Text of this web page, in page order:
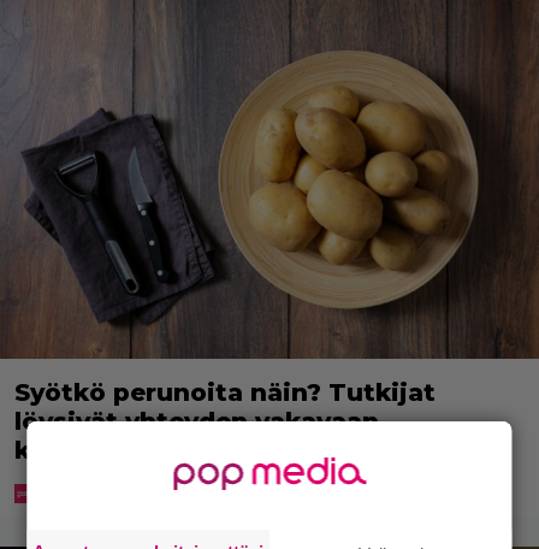
Syötkö perunoita näin? Tutkijat
löysivät yhteyden vakavaan
kansansairauteen